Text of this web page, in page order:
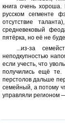
книга очень
русском сегменте
отсутствие
средневековый
пятёрка, но её не
...из-за
неподкупностью
если учесть, что
получились ещё
перстолов дальше
семейный, а потому
управляли регионом